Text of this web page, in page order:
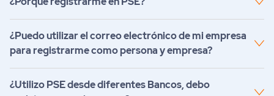
¿Puedo utilizar el correo electrónico de mi empresa
para registrarme como persona y empresa?
¿Utilizo PSE desde diferentes Bancos, debo